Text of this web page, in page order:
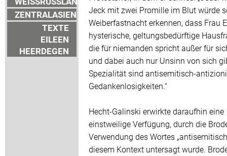
ZENTRALASIEN
TEXTE
EILEEN
HEERDEGEN
Jeck mit zwei Promille im Blut würde
Weiberfastnacht erkennen, dass Frau
hysterische, geltungsbedürftige
die für niemanden spricht außer für
und dabei auch nur Unsinn von sich
Spezialität sind antisemitisch-
Gedankenlosigkeiten.“
Hecht-Galinski erwirkte daraufhin eine
einstweilige Verfügung, durch die
Verwendung des Wortes
diesem Kontext untersagt wurde.